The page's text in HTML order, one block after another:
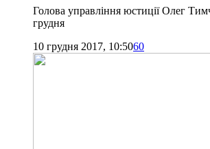
Голова управління юстиції Олег
грудня
10 грудня 2017, 10:5060